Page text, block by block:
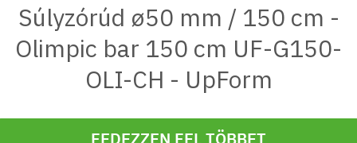
Súlyzórúd ø50 mm / 150 cm -
Olimpic bar 150 cm UF-G150-
OLI-CH - UpForm